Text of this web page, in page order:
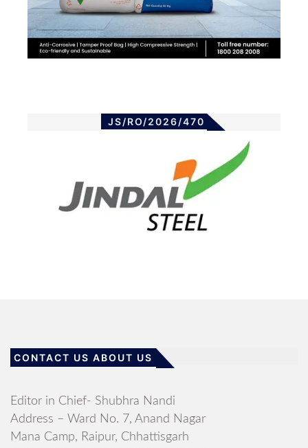
JS/RO/2026/470
CONTACT US ABOUT US
Editor in Chief- Shubhra Nandi
Address – Ward No. 7, Anand Nagar
Mana Camp, Raipur, Chhattisgarh